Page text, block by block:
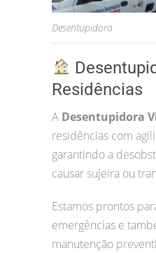
Desentupidora
Residências
A Desentupidora
residências com
garantindo a
causar sujeira ou
Estamos prontos
emergências e
manutenção